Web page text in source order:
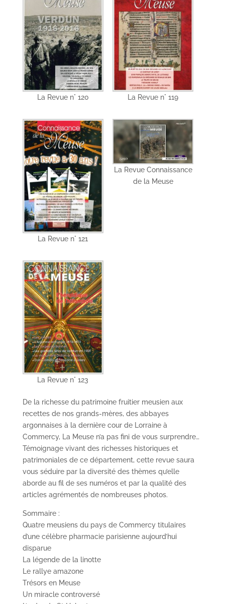
La Revue n° 120 La Revue n° 119
La Revue n° 121
La Revue Connaissance
de la Meuse
La Revue n° 123
De la richesse du patrimoine fruitier meusien aux
recettes de nos grands-mères, des abbayes
argonnaises à la dernière cour de Lorraine à
Commercy, La Meuse n’a pas fini de vous surprendre…
Témoignage vivant des richesses historiques et
patrimoniales de ce département, cette revue saura
vous séduire par la diversité des thèmes qu’elle
aborde au fil de ses numéros et par la qualité des
articles agrémentés de nombreuses photos.
Sommaire :
Quatre meusiens du pays de Commercy titulaires
d’une célèbre pharmacie parisienne aujourd’hui
disparue
La légende de la linotte
Le rallye amazone
Trésors en Meuse
Un miracle controversé